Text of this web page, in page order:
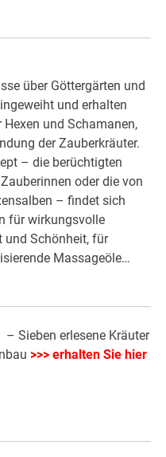
über Göttergärten und
und erhalten
und Schamanen,
der Zauberkräuter.
– die berüchtigten
oder die von
– findet sich
für wirkungsvolle
und Schönheit, für
Massageöle…
– Sieben erlesene Kräuter
>>> erhalten Sie hier